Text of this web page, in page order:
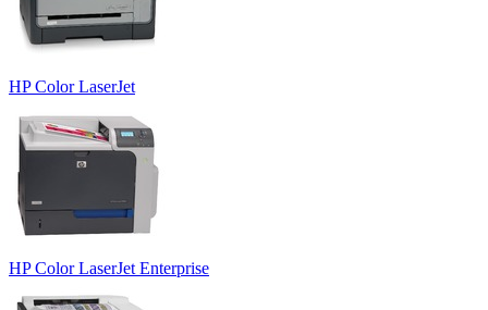
HP Color LaserJet
HP Color LaserJet Enterprise